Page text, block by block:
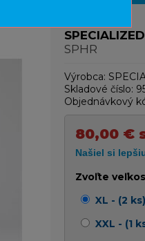
SPHR
Výrobca:
Skladové číslo:
Objednávkový
80,00 €
Zvoľte
XL - (2 ks)
XXL - (1